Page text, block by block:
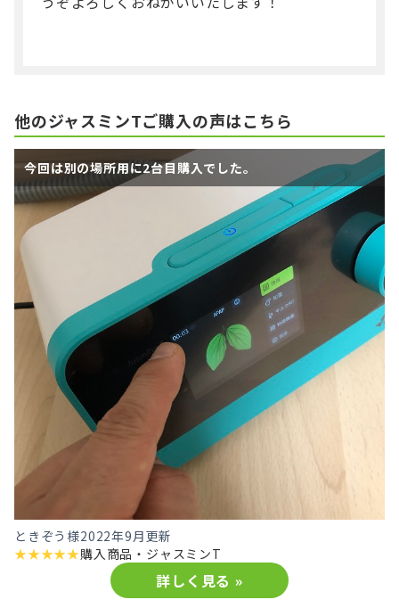
他のジャスミンTご購入の声はこちら
今回は別の場所用に2台目購入でした。
ときぞう様2022年9月更新
★★★★★購入商品・ ジャスミンT
詳しく見る »